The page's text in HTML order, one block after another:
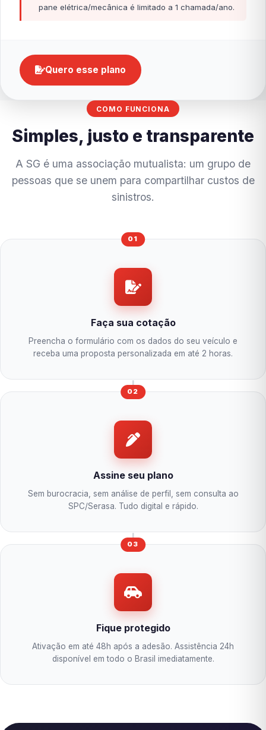
pane elétrica/mecânica é limitado a 1 chamada/ano.
Quero esse plano
COMO FUNCIONA
Simples, justo e transparente
A SG é uma associação mutualista: um grupo de
pessoas que se unem para compartilhar custos de
sinistros.
01
Faça sua cotação
Preencha o formulário com os dados do seu veículo e
receba uma proposta personalizada em até 2 horas.
02
Assine seu plano
Sem burocracia, sem análise de perfil, sem consulta ao
SPC/Serasa. Tudo digital e rápido.
03
Fique protegido
Ativação em até 48h após a adesão. Assistência 24h
disponível em todo o Brasil imediatamente.